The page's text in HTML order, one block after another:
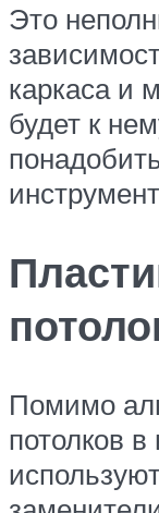
Это
каркаса и
будет к
Помимо
потолков